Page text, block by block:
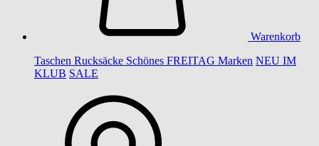
Warenkorb
Taschen Rucksäcke Schönes FREITAG Marken NEU IM
KLUB SALE